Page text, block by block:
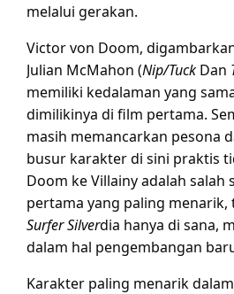
melalui gerakan.
Victor von Doom,
Julian McMahon (Nip/Tuck Dan
memiliki kedalaman yang
dimilikinya di film pertama.
masih memancarkan pesona
busur karakter di sini praktis
Doom ke Villainy adalah salah
pertama yang paling menarik,
Surfer Silverdia hanya di sana,
dalam hal pengembangan
Karakter paling menarik